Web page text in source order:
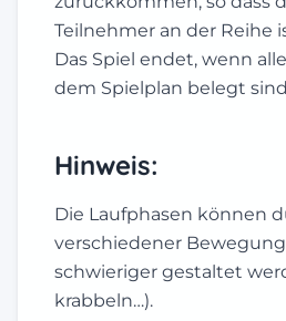
Teilnehmer an der Reihe
Das Spiel endet, wenn
dem Spielplan belegt
Hinweis:
Die Laufphasen können
verschiedener
schwieriger gestaltet
krabbeln…).